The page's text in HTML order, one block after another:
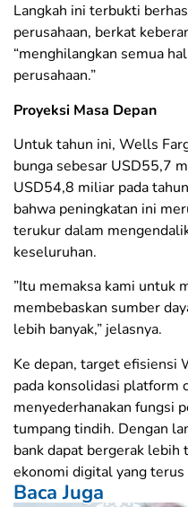
Langkah ini terbukti
perusahaan, berkat
“menghilangkan semua
perusahaan.”
​Proyeksi Masa Depan
​Untuk tahun ini, Wells
bunga sebesar USD55,7
USD54,8 miliar pada
bahwa peningkatan ini
terukur dalam
keseluruhan.
​”Itu memaksa kami untuk
membebaskan sumber
lebih banyak,” jelasnya.
​Ke depan, target efisiensi
pada konsolidasi platform
menyederhanakan fungsi
tumpang tindih. Dengan
bank dapat bergerak lebih
ekonomi digital yang terus
Baca Juga